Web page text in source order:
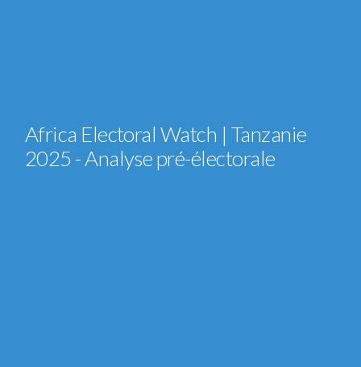
Africa Electoral Watch | Tanzanie
2025 - Analyse pré-électorale